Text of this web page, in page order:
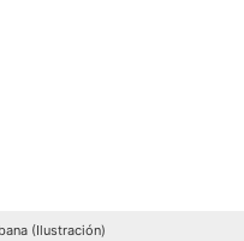
(Ilustración)